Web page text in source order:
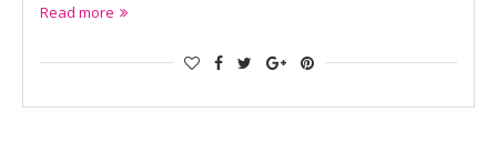
Read more